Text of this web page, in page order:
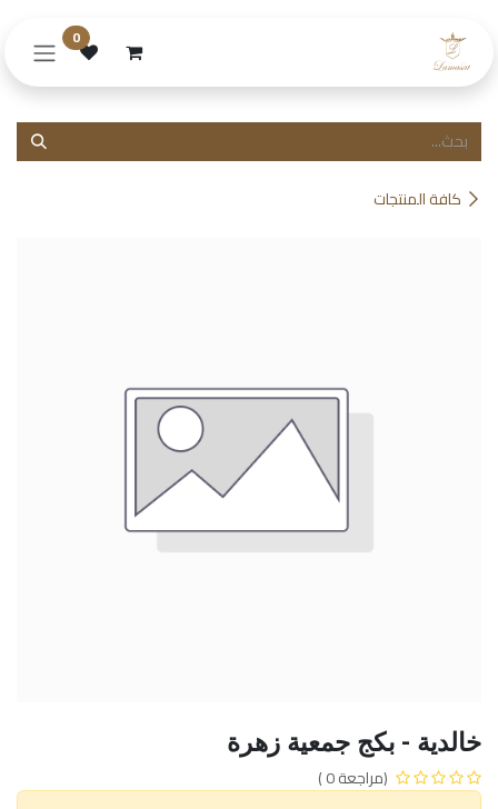
0
كافة المنتجات
خالدية - بكج جمعية زهرة
(مراجعة 0 )